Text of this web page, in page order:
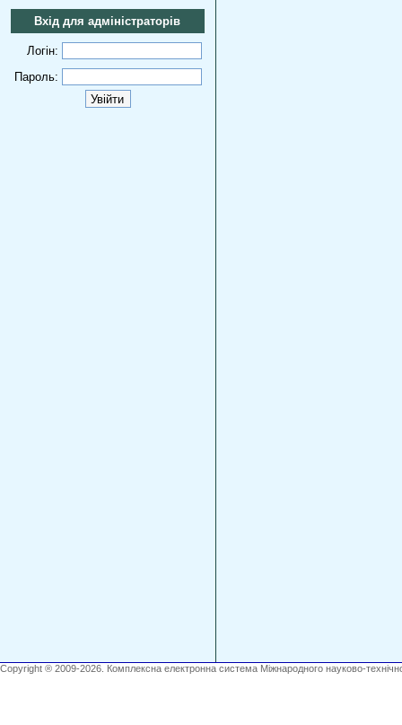
Вхід для адміністраторів
Логін:
Пароль:
Copyright ® 2009-2026. Комплексна електронна система Міжнародного науково-